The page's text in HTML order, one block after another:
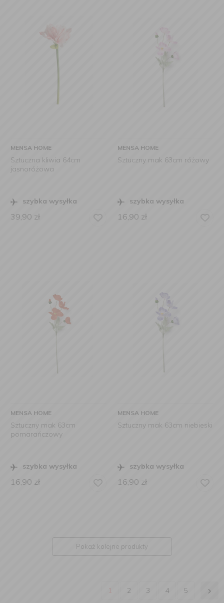
MENSA HOME
Sztuczna kliwia 64cm
jasnoróżowa
szybka wysyłka
39,90 zł
MENSA HOME
Sztuczny mak 63cm różowy
szybka wysyłka
16,90 zł
MENSA HOME
Sztuczny mak 63cm
pomarańczowy
szybka wysyłka
16,90 zł
MENSA HOME
Sztuczny mak 63cm niebieski
szybka wysyłka
16,90 zł
Pokaż kolejne produkty
1 2 3 4 5